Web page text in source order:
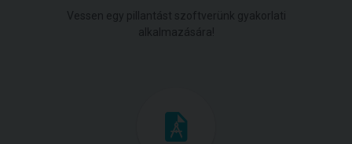
Vessen egy pillantást szoftverünk gyakorlati
alkalmazására!